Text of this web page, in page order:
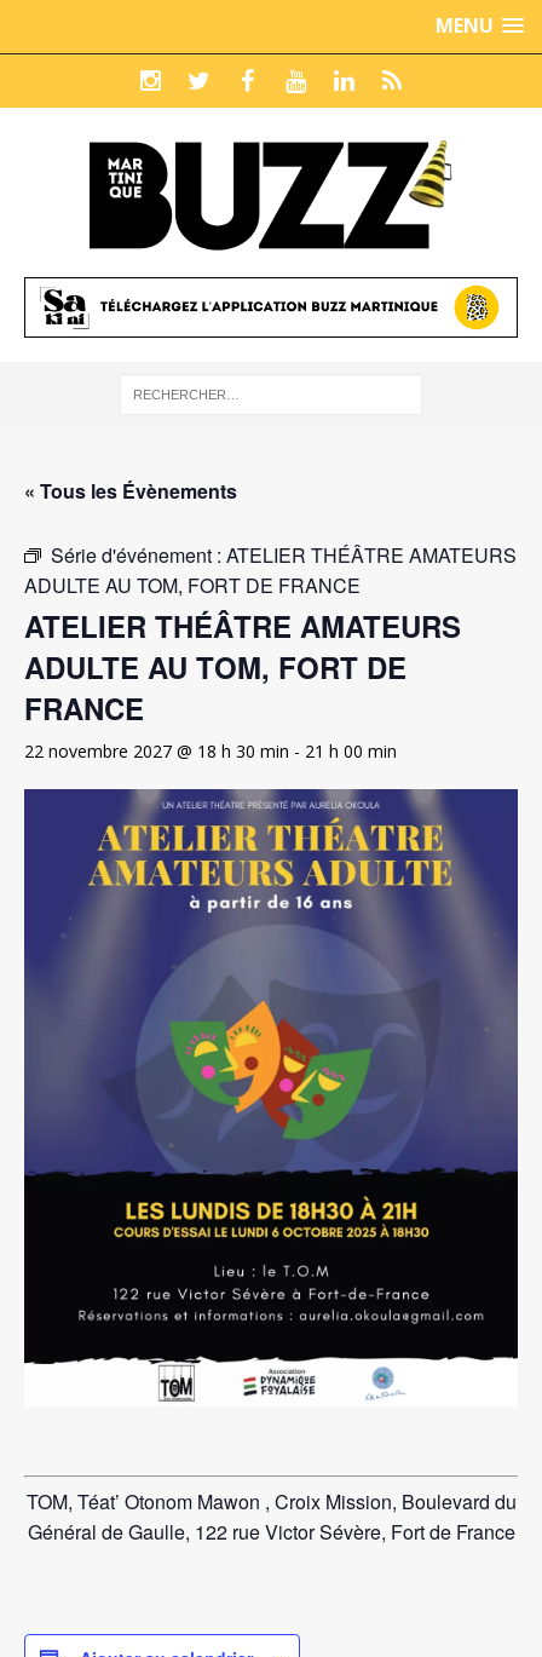
MENU
« Tous les Évènements
Série d'événement : ATELIER THÉÂTRE AMATEURS
ADULTE AU TOM, FORT DE FRANCE
ATELIER THÉÂTRE AMATEURS
ADULTE AU TOM, FORT DE
FRANCE
22 novembre 2027 @ 18 h 30 min - 21 h 00 min
TOM, Téat’ Otonom Mawon , Croix Mission, Boulevard du
Général de Gaulle, 122 rue Victor Sévère, Fort de France